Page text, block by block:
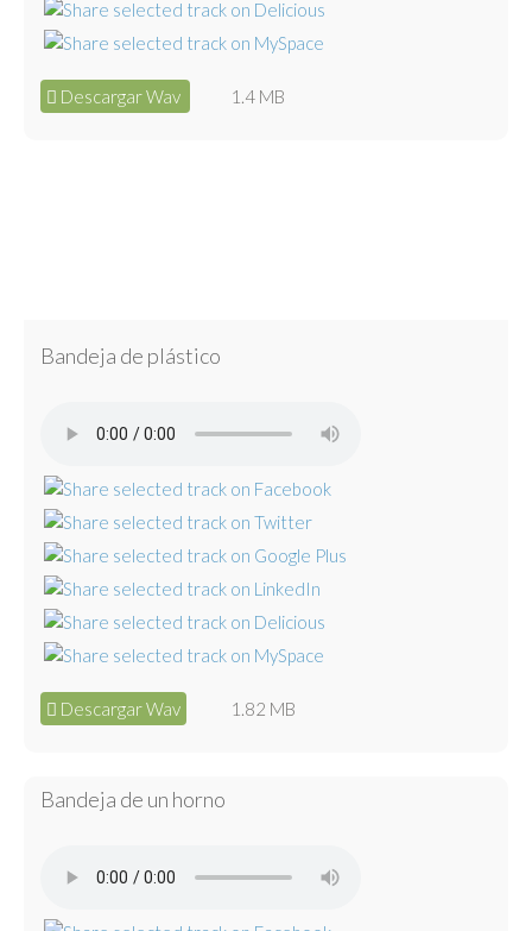
Descargar Wav 1.4 MB
Bandeja de plástico
Descargar Wav 1.82 MB
Bandeja de un horno